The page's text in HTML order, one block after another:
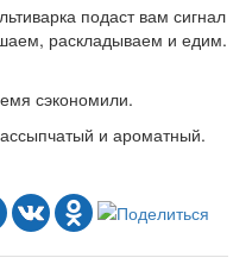
подаст вам сигнал
раскладываем и едим.
сэкономили.
и ароматный.